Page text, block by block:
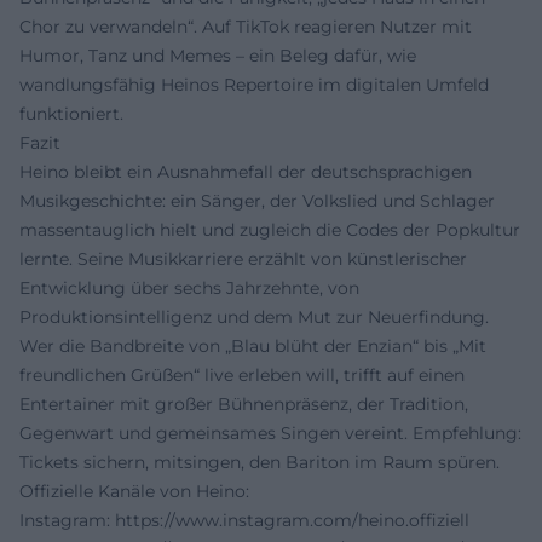
Chor zu verwandeln“. Auf TikTok reagieren Nutzer mit
Humor, Tanz und Memes – ein Beleg dafür, wie
wandlungsfähig Heinos Repertoire im digitalen Umfeld
funktioniert.
Fazit
Heino bleibt ein Ausnahmefall der deutschsprachigen
Musikgeschichte: ein Sänger, der Volkslied und Schlager
massentauglich hielt und zugleich die Codes der Popkultur
lernte. Seine Musikkarriere erzählt von künstlerischer
Entwicklung über sechs Jahrzehnte, von
Produktionsintelligenz und dem Mut zur Neuerfindung.
Wer die Bandbreite von „Blau blüht der Enzian“ bis „Mit
freundlichen Grüßen“ live erleben will, trifft auf einen
Entertainer mit großer Bühnenpräsenz, der Tradition,
Gegenwart und gemeinsames Singen vereint. Empfehlung:
Tickets sichern, mitsingen, den Bariton im Raum spüren.
Offizielle Kanäle von Heino:
Instagram: https://www.instagram.com/heino.offiziell